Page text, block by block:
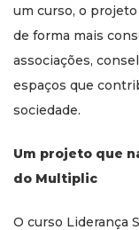
um curso, o
de forma mais
associações,
espaços que
sociedade.
Um projeto que
do Multiplic
O curso Liderança